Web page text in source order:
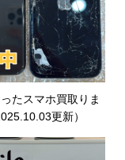
たスマホ買取りま
更新）